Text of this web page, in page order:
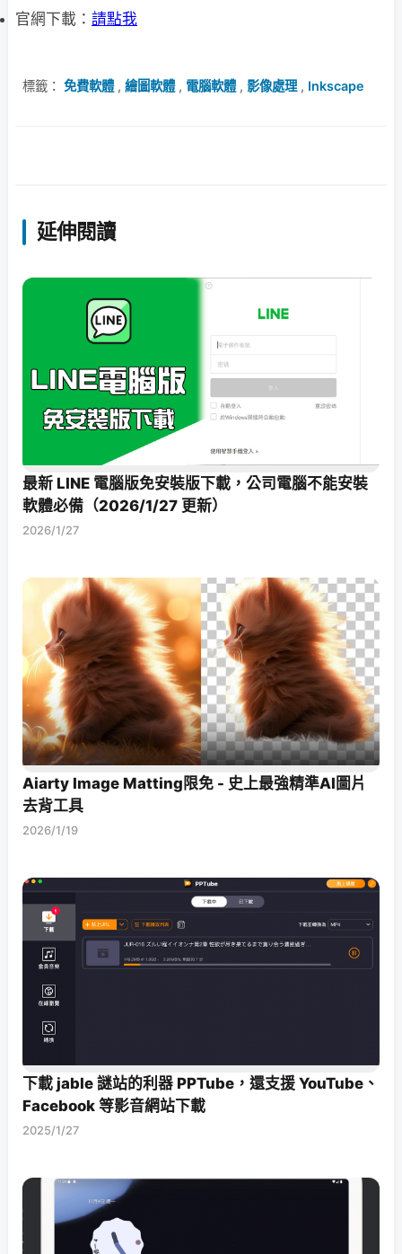
官網下載： 請點我
標籤： 免費軟體, 繪圖軟體, 電腦軟體, 影像處理 , Inkscape
延伸閱讀
最新 LINE 電腦版免安裝版下載，公司電腦不能安裝
軟體必備（2026/1/27 更新）
2026/1/27
Aiarty Image Matting限免 - 史上最強精準AI圖片
去背工具
2026/1/19
下載 jable 謎站的利器 PPTube，還支援 YouTube、
Facebook 等影音網站下載
2025/1/27